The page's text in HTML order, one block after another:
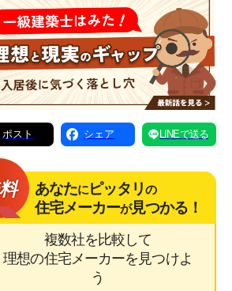
ポスト シェア LINEで送る
あなたにピッタリの
住宅メーカーが見つかる！
複数社を比較して
理想の住宅メーカーを見つけよ
う